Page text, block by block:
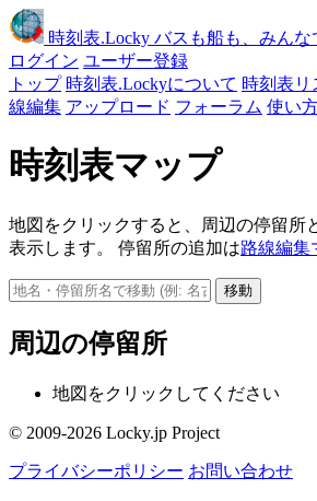
時刻表.Locky バスも船も、みんな
ログイン ユーザー登録
トップ 時刻表.Lockyについて 時刻表リ
線編集 アップロード フォーラム 使い
時刻表マップ
地図をクリックすると、周辺の停留所
表示します。 停留所の追加は路線編集
移動
周辺の停留所
地図をクリックしてください
© 2009-2026 Locky.jp Project
プライバシーポリシー お問い合わせ